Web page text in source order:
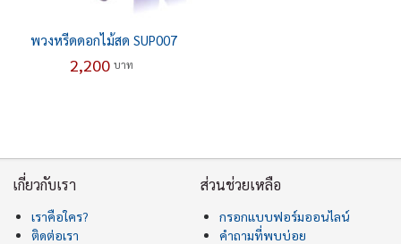
พวงหรีดดอกไม้สด SUP007
2,200 บาท
เกี่ยวกับเรา
เราคือใคร?
ติดต่อเรา
ส่วนช่วยเหลือ
กรอกแบบฟอร์มออนไลน์
คำถามที่พบบ่อย